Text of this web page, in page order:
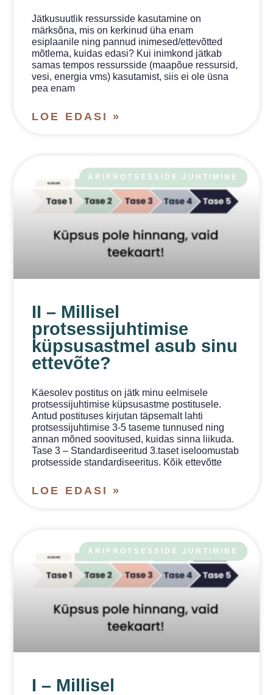
Jätkusuutlik ressursside kasutamine on
märksõna, mis on kerkinud üha enam
esiplaanile ning pannud inimesed/ettevõtted
mõtlema, kuidas edasi? Kui inimkond jätkab
samas tempos ressursside (maapõue ressursid,
vesi, energia vms) kasutamist, siis ei ole üsna
pea enam
LOE EDASI »
ÄRIPROTSESSIDE JUHTIMINE
II – Millisel
protsessijuhtimise
küpsusastmel asub sinu
ettevõte?
Käesolev postitus on jätk minu eelmisele
protsessijuhtimise küpsusastme postitusele.
Antud postituses kirjutan täpsemalt lahti
protsessijuhtimise 3-5 taseme tunnused ning
annan mõned soovitused, kuidas sinna liikuda.
Tase 3 – Standardiseeritud 3.taset iseloomustab
protsesside standardiseeritus. Kõik ettevõtte
LOE EDASI »
ÄRIPROTSESSIDE JUHTIMINE
I – Millisel